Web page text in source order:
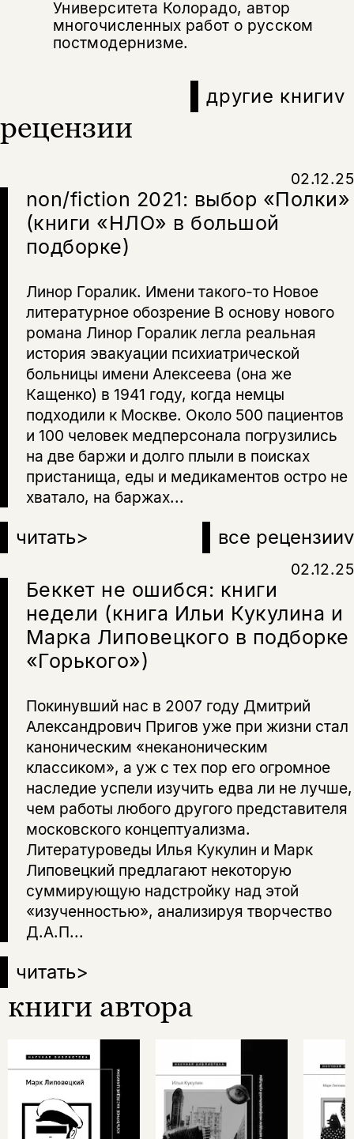
Университета Колорадо, автор
многочисленных работ о русском
постмодернизме.
другие книгиv
рецензии
non/fiction 2021: выбор «Полки»
(книги «НЛО» в большой
подборке)
02.12.25
Линор Горалик. Имени такого-то Новое
литературное обозрение В основу нового
романа Линор Горалик легла реальная
история эвакуации психиатрической
больницы имени Алексеева (она же
Кащенко) в 1941 году, когда немцы
подходили к Москве. Около 500 пациентов
и 100 человек медперсонала погрузились
на две баржи и долго плыли в поисках
пристанища, еды и медикаментов остро не
хватало, на баржах...
читать> все рецензииv
Беккет не ошибся: книги
недели (книга Ильи Кукулина и
Марка Липовецкого в подборке
«Горького»)
02.12.25
Покинувший нас в 2007 году Дмитрий
Александрович Пригов уже при жизни стал
каноническим «неканоническим
классиком», а уж с тех пор его огромное
наследие успели изучить едва ли не лучше,
чем работы любого другого представителя
московского концептуализма.
Литературоведы Илья Кукулин и Марк
Липовецкий предлагают некоторую
суммирующую надстройку над этой
«изученностью», анализируя творчество
Д.А.П...
читать>
книги автора